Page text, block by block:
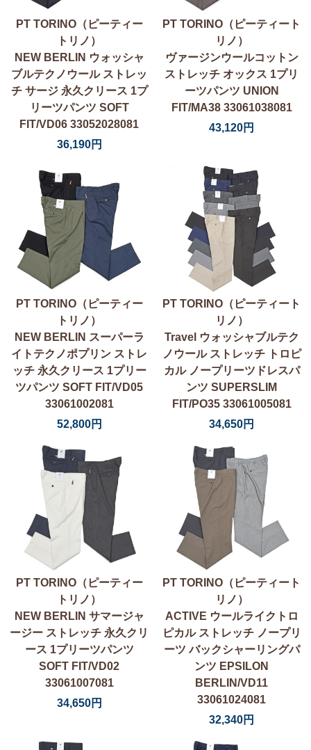
PT TORINO（ピーティー
トリノ）
NEW BERLIN ウォッシャ
ブルテクノウール ストレッ
チ サージ 永久クリース 1プ
リーツパンツ SOFT
FIT/VD06 33052028081
36,190円
PT TORINO（ピーティート
リノ）
ヴァージンウールコットン
ストレッチ オックス 1プリ
ーツパンツ UNION
FIT/MA38 33061038081
43,120円
PT TORINO（ピーティー
トリノ）
NEW BERLIN スーパーラ
イトテクノポプリン ストレ
ッチ 永久クリース 1プリー
ツパンツ SOFT FIT/VD05
33061002081
52,800円
PT TORINO（ピーティート
リノ）
Travel ウォッシャブルテク
ノウール ストレッチ トロピ
カル ノープリーツドレスパ
ンツ SUPERSLIM
FIT/PO35 33061005081
34,650円
PT TORINO（ピーティー
トリノ）
NEW BERLIN サマージャ
ージー ストレッチ 永久クリ
ース 1プリーツパンツ
SOFT FIT/VD02
33061007081
34,650円
PT TORINO（ピーティート
リノ）
ACTIVE ウールライクトロ
ピカル ストレッチ ノープリ
ーツ バックシャーリングパ
ンツ EPSILON
BERLIN/VD11
33061024081
32,340円